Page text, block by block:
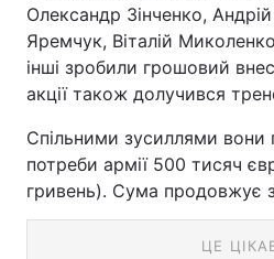
Олександр Зінченко,
Яремчук, Віталій
інші зробили грошовий
акції також долучився
Спільними зусиллями
потреби армії 500 тисяч
гривень). Сума продовжує